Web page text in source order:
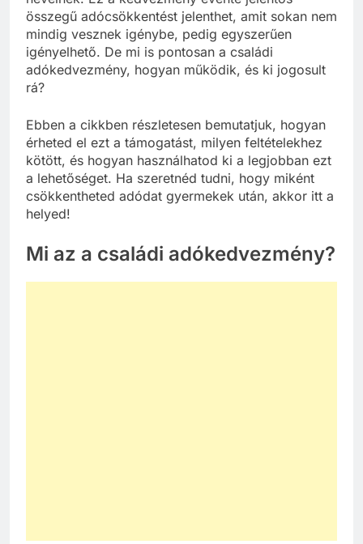
összegű adócsökkentést jelenthet, amit sokan nem
mindig vesznek igénybe, pedig egyszerűen
igényelhető. De mi is pontosan a családi
adókedvezmény, hogyan működik, és ki jogosult
rá?
Ebben a cikkben részletesen bemutatjuk, hogyan
érheted el ezt a támogatást, milyen feltételekhez
kötött, és hogyan használhatod ki a legjobban ezt
a lehetőséget. Ha szeretnéd tudni, hogy miként
csökkentheted adódat gyermekek után, akkor itt a
helyed!
Mi az a családi adókedvezmény?